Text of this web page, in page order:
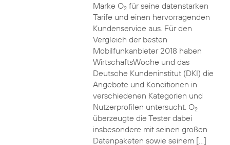
Marke O2für seine datenstarken
Tarife und einen hervorragenden
Kundenservice aus. Für den
Vergleich der besten
Mobilfunkanbieter 2018 haben
WirtschaftsWoche und das
Deutsche Kundeninstitut (DKI) die
Angebote und Konditionen in
verschiedenen Kategorien und
Nutzerprofilen untersucht. O2
überzeugte die Tester dabei
insbesondere mit seinen großen
Datenpaketen sowie seinem […]